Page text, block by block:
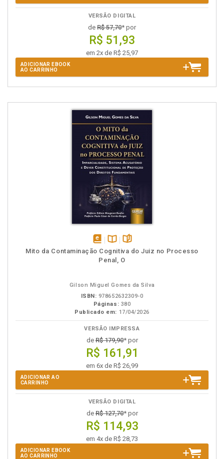
VERSÃO DIGITAL
de R$ 57,70* por
R$ 51,93
em 2x de R$ 25,97
ADICIONAR EBOOK
AO CARRINHO
disponível
em
Disponível
na
páginas
Mito da Contaminação Cognitiva do Juiz no Processo
Penal, O
Gilson Miguel Gomes da Silva
ISBN: 978652632309-0
Páginas: 380
Publicado em: 17/04/2026
VERSÃO IMPRESSA
deR$ 179,90* por
R$ 161,91
em 6x de R$ 26,99
ADICIONAR AO
CARRINHO
VERSÃO DIGITAL
deR$ 127,70* por
R$ 114,93
em 4x de R$ 28,73
ADICIONAR EBOOK
AO CARRINHO